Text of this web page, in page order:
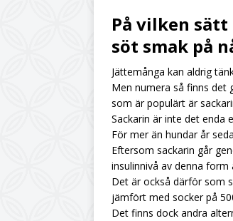
På vilken
söt smak på
Jättemånga kan aldrig
Men numera så finns det
som är populärt är
Sackarin är inte det enda
För mer än hundar år
Eftersom sackarin går
insulinnivå av denna form
Det är också därför som
jämfört med socker på
Det finns dock andra